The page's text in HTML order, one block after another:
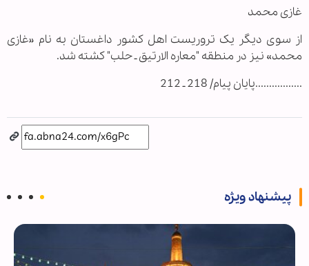
غازی محمد
از سوی دیگر یک تروریست اهل کشور داغستان به نام «غازی
محمد» نیز در منطقه "معاره الارتیق ـ حلب" کشته شد.
.................پایان پیام/ 218 ـ 212
پیشنهاد ویژه